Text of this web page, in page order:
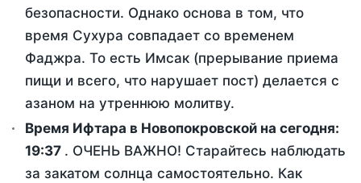
безопасности. Однако основа в том, что
время Сухура совпадает со временем
Фаджра. То есть Имсак (прерывание приема
пищи и всего, что нарушает пост) делается с
азаном на утреннюю молитву.
Время Ифтара в Новопокровской на сегодня:
19:37 . ОЧЕНЬ ВАЖНО! Старайтесь наблюдать
за закатом солнца самостоятельно. Как